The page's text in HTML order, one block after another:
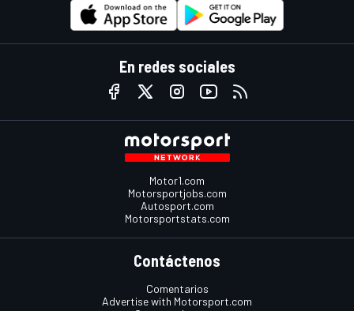
En redes sociales
Motor1.com
Motorsportjobs.com
Autosport.com
Motorsportstats.com
Contáctenos
Comentarios
Advertise with Motorsport.com